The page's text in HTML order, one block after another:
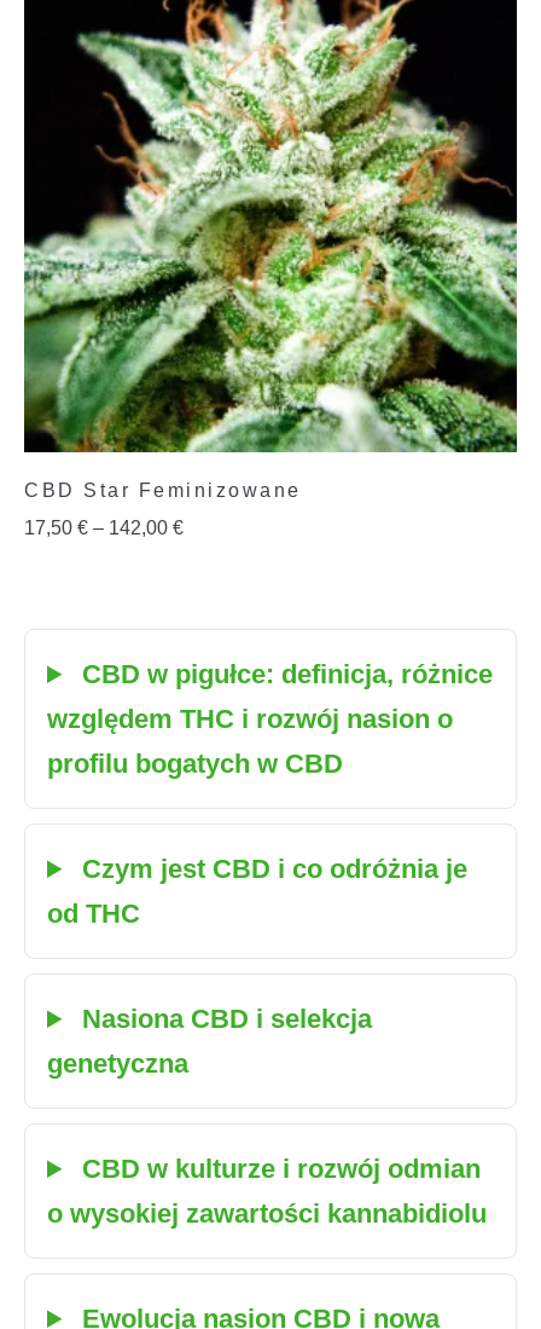
CBD Star Feminizowane
17,50 € – 142,00 €
CBD w pigułce: definicja, różnice
względem THC i rozwój nasion o
profilu bogatych w CBD
Czym jest CBD i co odróżnia je
od THC
Nasiona CBD i selekcja
genetyczna
CBD w kulturze i rozwój odmian
o wysokiej zawartości kannabidiolu
Ewolucja nasion CBD i nowa